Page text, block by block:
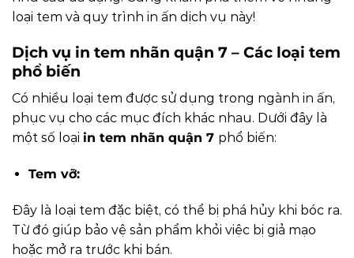
loại tem và quy trình in ấn dịch vụ này!
Dịch vụ in tem nhãn quận 7 – Các loại tem
phổ biến
Có nhiều loại tem được sử dụng trong ngành in ấn,
phục vụ cho các mục đích khác nhau. Dưới đây là
một số loại in tem nhãn quận 7 phổ biến:
Tem vỡ:
Đây là loại tem đặc biệt, có thể bị phá hủy khi bóc ra.
Từ đó giúp bảo vệ sản phẩm khỏi việc bị giả mạo
hoặc mở ra trước khi bán.